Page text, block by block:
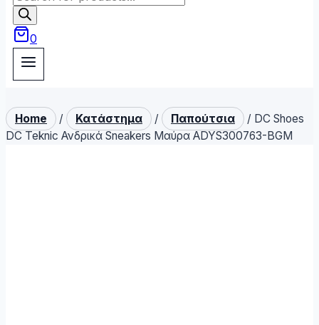
search
0
Home / Κατάστημα / Παπούτσια / DC Shoes
DC Teknic Ανδρικά Sneakers Μαύρα ADYS300763-BGM